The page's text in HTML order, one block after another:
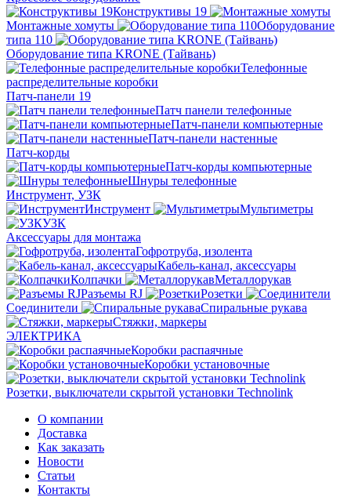
Конструктивы 19
Монтажные хомуты
Оборудование
типа 110
Оборудование типа KRONE (Тайвань)
Телефонные
распределительные коробки
Патч-панели 19
Патч панели телефонные
Патч-панели компьютерные
Патч-панели настенные
Патч-корды
Патч-корды компьютерные
Шнуры телефонные
Инструмент, УЗК
Инструмент
Мультиметры
УЗК
Аксессуары для монтажа
Гофротруба, изолента
Кабель-канал, аксессуары
Колпачки
Металлорукав
Разъемы RJ
Розетки
Соединители
Спиральные рукава
Стяжки, маркеры
ЭЛЕКТРИКА
Коробки распаячные
Коробки установочные
Розетки, выключатели скрытой установки Technolink
О компании
Доставка
Как заказать
Новости
Статьи
Контакты